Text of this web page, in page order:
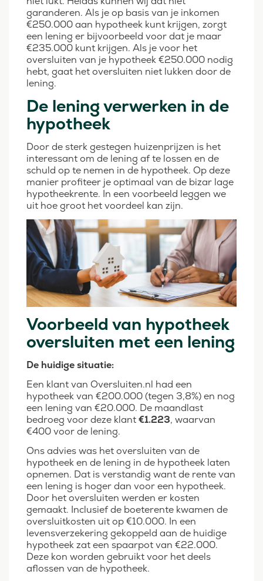
garanderen. Als je op basis van je inkomen
€250.000 aan hypotheek kunt krijgen, zorgt
een lening er bijvoorbeeld voor dat je maar
€235.000 kunt krijgen. Als je voor het
oversluiten van je hypotheek €250.000 nodig
hebt, gaat het oversluiten niet lukken door de
lening.
De lening verwerken in de
hypotheek
Door de sterk gestegen huizenprijzen is het
interessant om de lening af te lossen en de
schuld op te nemen in de hypotheek. Op deze
manier profiteer je optimaal van de bizar lage
hypotheekrente. In een voorbeeld leggen we
uit hoe groot het voordeel kan zijn.
Voorbeeld van hypotheek
oversluiten met een lening
De huidige situatie:
Een klant van Oversluiten.nl had een
hypotheek van €200.000 (tegen 3,8%) en nog
een lening van €20.000. De maandlast
bedroeg voor deze klant€1.223, waarvan
€400 voor de lening.
Ons advies was het oversluiten van de
hypotheek en de lening in de hypotheek laten
opnemen. Dat is verstandig want de rente van
een lening is hoger dan voor een hypotheek.
Door het oversluiten werden er kosten
gemaakt. Inclusief de boeterente kwamen de
oversluitkosten uit op €10.000. In een
levensverzekering gekoppeld aan de huidige
hypotheek zat een spaarpot van €22.000.
Deze kon worden gebruikt voor het deels
aflossen van de hypotheek.